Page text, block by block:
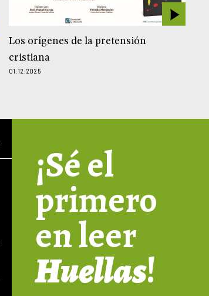
Los orígenes de la pretensión
cristiana
01.12.2025
¡Sé el
primero
en leer
Huellas!